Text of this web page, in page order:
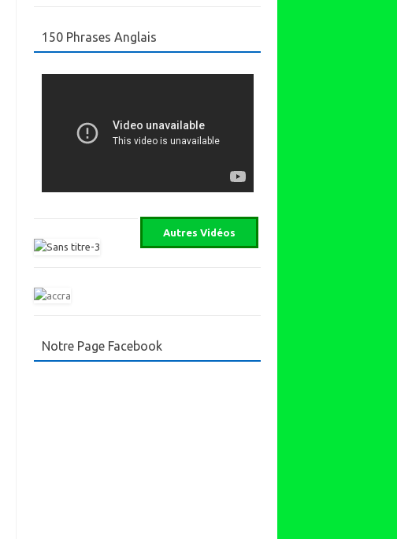
150 Phrases Anglais
Notre Page Facebook